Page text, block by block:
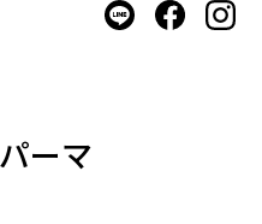
ーマ